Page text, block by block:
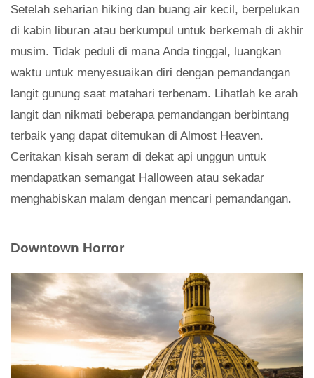
Setelah seharian hiking dan buang air kecil, berpelukan
di kabin liburan atau berkumpul untuk berkemah di akhir
musim. Tidak peduli di mana Anda tinggal, luangkan
waktu untuk menyesuaikan diri dengan pemandangan
langit gunung saat matahari terbenam. Lihatlah ke arah
langit dan nikmati beberapa pemandangan berbintang
terbaik yang dapat ditemukan di Almost Heaven.
Ceritakan kisah seram di dekat api unggun untuk
mendapatkan semangat Halloween atau sekadar
menghabiskan malam dengan mencari pemandangan.
Downtown Horror